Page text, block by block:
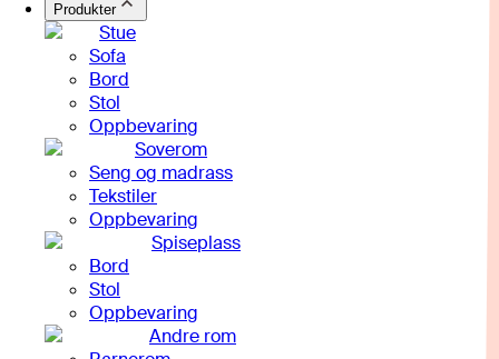
Produkter
Stue
Sofa
Bord
Stol
Oppbevaring
Soverom
Seng og madrass
Tekstiler
Oppbevaring
Spiseplass
Bord
Stol
Oppbevaring
Andre rom